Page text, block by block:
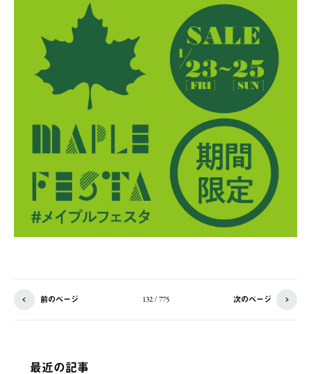
前のページ 132 / 775 次のページ
最近の記事